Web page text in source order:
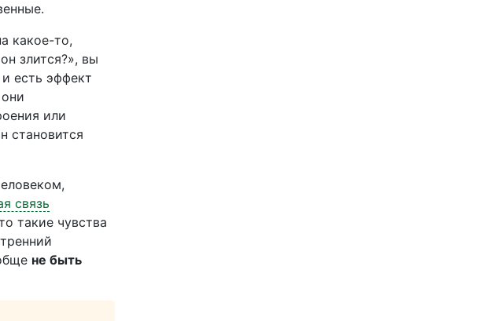
какое-то,
злится?», вы
есть эффект
или
становится
связь
такие чувства
не быть